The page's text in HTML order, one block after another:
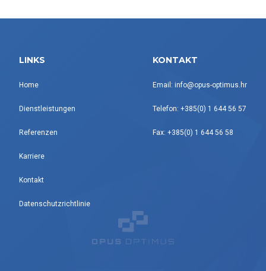
LINKS
Home
Dienstleistungen
Referenzen
Karriere
Kontakt
Datenschutzrichtlinie
KONTAKT
Email: info@opus-optimus.hr
Telefon: +385(0) 1 644 56 57
Fax: +385(0) 1 644 56 58